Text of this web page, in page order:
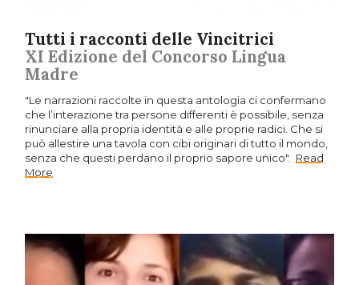
Tutti i racconti delle Vincitrici
XI Edizione del Concorso Lingua
Madre
"Le narrazioni raccolte in questa antologia ci confermano
che l’interazione tra persone differenti è possibile, senza
rinunciare alla propria identità e alle proprie radici. Che si
può allestire una tavola con cibi originari di tutto il mondo,
senza che questi perdano il proprio sapore unico". Read
More